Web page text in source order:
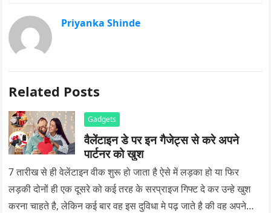
Priyanka Shinde
Related Posts
Gadgets
वैलेंटाइन डे पर इन गैजेट्स से करे अपने
पार्टनर को खुश
7 तारीख से ही वेलेंटाइन वीक शुरू हो जाता है ऐसे में लड़का हो या फिर
लड़की दोनों ही एक दूसरे को कई तरह के सरप्राइज गिफ्ट दे कर उन्हे खुश
करना चाहते है, लेकिन कई बार वह इस दुविधा मे पढ़ जाते है की वह अपने